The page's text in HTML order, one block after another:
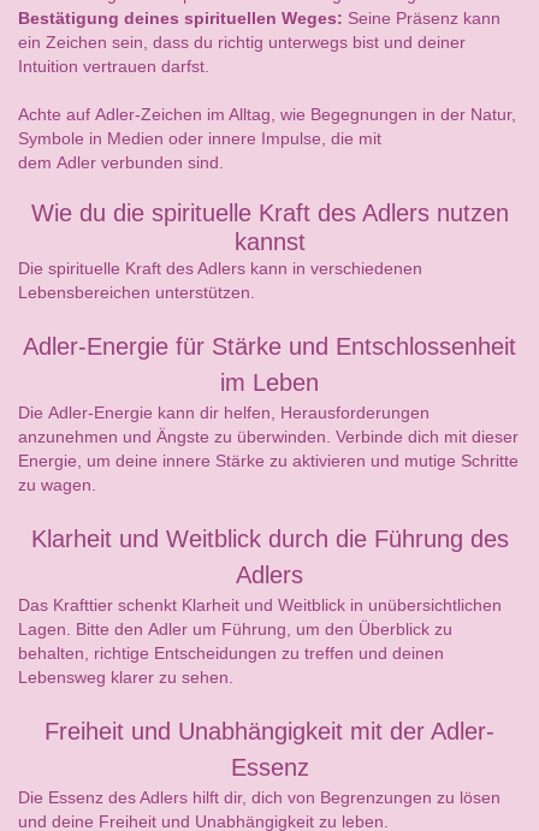
Bestätigung deines spirituellen Weges: Seine Präsenz kann
ein Zeichen sein, dass du richtig unterwegs bist und deiner
Intuition vertrauen darfst.
Achte auf Adler-Zeichen im Alltag, wie Begegnungen in der Natur,
Symbole in Medien oder innere Impulse, die mit
dem Adler verbunden sind.
Wie du die spirituelle Kraft des Adlers nutzen
kannst
Die spirituelle Kraft des Adlers kann in verschiedenen
Lebensbereichen unterstützen.
Adler-Energie für Stärke und Entschlossenheit
im Leben
Die Adler-Energie kann dir helfen, Herausforderungen
anzunehmen und Ängste zu überwinden. Verbinde dich mit dieser
Energie, um deine innere Stärke zu aktivieren und mutige Schritte
zu wagen.
Klarheit und Weitblick durch die Führung des
Adlers
Das Krafttier schenkt Klarheit und Weitblick in unübersichtlichen
Lagen. Bitte den Adler um Führung, um den Überblick zu
behalten, richtige Entscheidungen zu treffen und deinen
Lebensweg klarer zu sehen.
Freiheit und Unabhängigkeit mit der Adler-
Essenz
Die Essenz des Adlers hilft dir, dich von Begrenzungen zu lösen
und deine Freiheit und Unabhängigkeit zu leben.